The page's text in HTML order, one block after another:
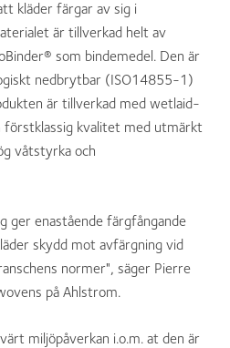
kläder färgar av sig i
är tillverkad helt av
som bindemedel. Den är
nedbrytbar (ISO14855-1)
är tillverkad med wetlaid-
förstklassig kvalitet med utmärkt
våtstyrka och
ger enastående färgfångande
skydd mot avfärgning vid
normer", säger Pierre
på Ahlstrom.
miljöpåverkan i.o.m. at den är